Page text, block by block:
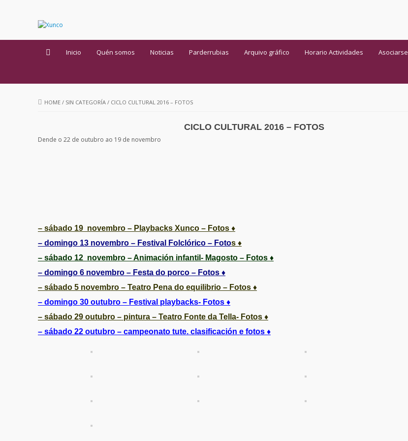
Inicio Quén somos Noticias Parderrubias Arquivo gráfico Horario Actividades Asociarse
HOME / SIN CATEGORÍA / CICLO CULTURAL 2016 – FOTOS
CICLO CULTURAL 2016 – FOTOS
Dende o 22 de outubro ao 19 de novembro
– sábado 19 novembro – Playbacks Xunco – Fotos ♦
– domingo 13 novembro – Festival Folclórico – Fotos ♦
– sábado 12 novembro – Animación infantil- Magosto – Fotos ♦
– domingo 6 novembro – Festa do porco – Fotos ♦
– sábado 5 novembro – Teatro Pena do equilibrio – Fotos ♦
– domingo 30 outubro – Festival playbacks- Fotos ♦
– sábado 29 outubro – pintura – Teatro Fonte da Te lla- Fotos ♦
– sábado 22 outubro – campeonato tute. clasificación e fotos ♦